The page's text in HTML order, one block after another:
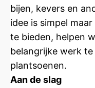
bijen, kevers en
idee is simpel
te bieden, helpen
belangrijke werk
plantsoenen.
Aan de slag